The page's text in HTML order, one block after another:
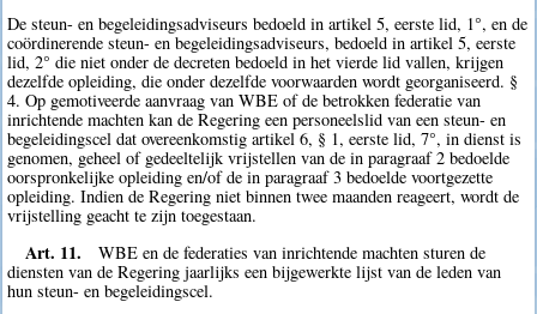
De steun- en begeleidingsadviseurs bedoeld in artikel 5, eerste lid, 1°, en de
coördinerende steun- en begeleidingsadviseurs, bedoeld in artikel 5, eerste
lid, 2° die niet onder de decreten bedoeld in het vierde lid vallen, krijgen
dezelfde opleiding, die onder dezelfde voorwaarden wordt georganiseerd. §
4. Op gemotiveerde aanvraag van WBE of de betrokken federatie van
inrichtende machten kan de Regering een personeelslid van een steun- en
begeleidingscel dat overeenkomstig artikel 6, § 1, eerste lid, 7°, in dienst is
genomen, geheel of gedeeltelijk vrijstellen van de in paragraaf 2 bedoelde
oorspronkelijke opleiding en/of de in paragraaf 3 bedoelde voortgezette
opleiding. Indien de Regering niet binnen twee maanden reageert, wordt de
vrijstelling geacht te zijn toegestaan.
Art. 11.
WBE en de federaties van inrichtende machten sturen de
diensten van de Regering jaarlijks een bijgewerkte lijst van de leden van
hun steun- en begeleidingscel.